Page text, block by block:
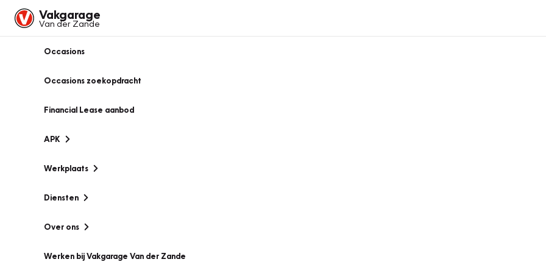
Vakgarage
Van der Zande
Occasions
Occasions zoekopdracht
Financial Lease aanbod
APK
Werkplaats
Diensten
Over ons
Werken bij Vakgarage Van der Zande